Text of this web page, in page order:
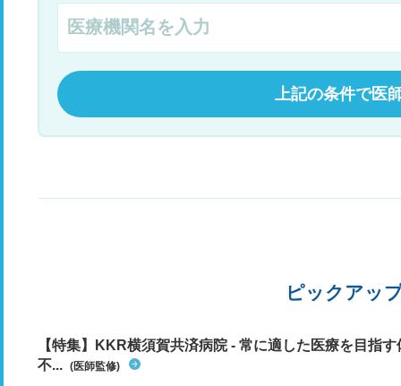
上記の条件で医
ピックアッ
【特集】KKR横須賀共済病院 - 常に適した医療を目指
不... (医師監修)